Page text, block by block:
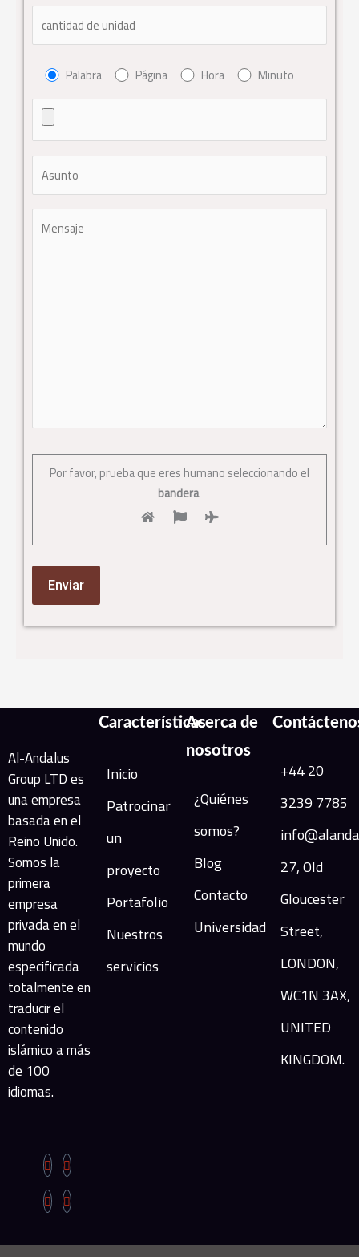
Palabra Página Hora Minuto
Por favor, prueba que eres humano seleccionando el
bandera.
Al-Andalus
Group LTD es
una empresa
basada en el
Reino Unido.
Somos la
primera
empresa
privada en el
mundo
especificada
totalmente en
traducir el
contenido
islámico a más
de 100
idiomas.
Características
Inicio
Patrocinar
un
proyecto
Portafolio
Nuestros
servicios
Acerca de
nosotros
¿Quiénes
somos?
Blog
Contacto
Universidad
+44 20
3239 7785
27, Old
Gloucester
Street,
LONDON,
WC1N 3AX,
UNITED
KINGDOM.